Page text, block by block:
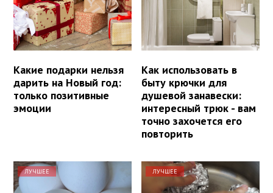
Какие подарки нельзя
дарить на Новый год:
только позитивные
эмоции
Как использовать в
быту крючки для
душевой занавески:
интересный трюк - вам
точно захочется его
повторить
ЛУЧШЕЕ ЛУЧШЕЕ